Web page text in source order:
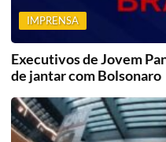
IMPRENSA
Executivos de Jovem
de jantar com Bolsonaro